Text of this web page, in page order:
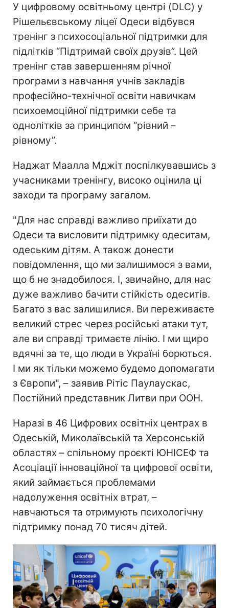
У цифровому освітньому центрі (DLC) у
Рішельєвському ліцеї Одеси відбувся
тренінг з психосоціальної підтримки для
підлітків “Підтримай своїх друзів”. Цей
тренінг став завершенням річної
програми з навчання учнів закладів
професійно-технічної освіти навичкам
психоемоційної підтримки себе та
однолітків за принципом “рівний –
рівному”.
Наджат Маалла Мджіт поспілкувавшись з
учасниками тренінгу, високо оцінила ці
заходи та програму загалом.
"Для нас справді важливо приїхати до
Одеси та висловити підтримку одеситам,
одеським дітям. А також донести
повідомлення, що ми залишимося з вами,
що б не знадобилося. І, звичайно, для нас
дуже важливо бачити стійкість одеситів.
Багато з вас залишилися. Ви переживаєте
великий стрес через російські атаки тут,
але ви справді тримаєте лінію. І ми щиро
вдячні за те, що люди в Україні борються.
І ми як тільки можемо будемо допомагати
з Європи", – заявив Рітіс Паулаускас,
Постійний представник Литви при ООН.
Наразі в 46 Цифрових освітніх центрах в
Одеській, Миколаївській та Херсонській
областях – спільному проєкті ЮНІСЕФ та
Асоціації інноваційної та цифрової освіти,
який займається проблемами
надолуження освітніх втрат, –
навчаються та отримують психологічну
підтримку понад 70 тисяч дітей.